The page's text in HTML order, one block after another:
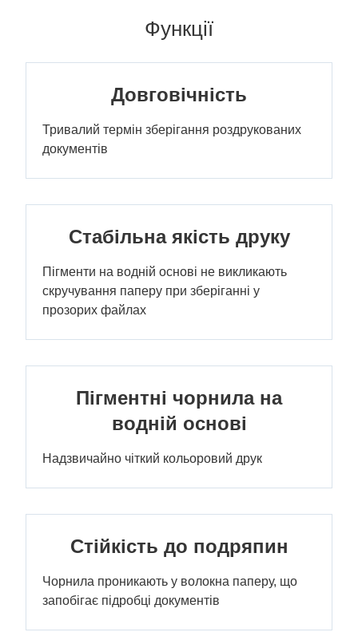
Функції
Довговічність
Тривалий термін зберігання роздрукованих
документів
Стабільна якість друку
Пігменти на водній основі не викликають
скручування паперу при зберіганні у
прозорих файлах
Пігментні чорнила на
водній основі
Надзвичайно чіткий кольоровий друк
Стійкість до подряпин
Чорнила проникають у волокна паперу, що
запобігає підробці документів